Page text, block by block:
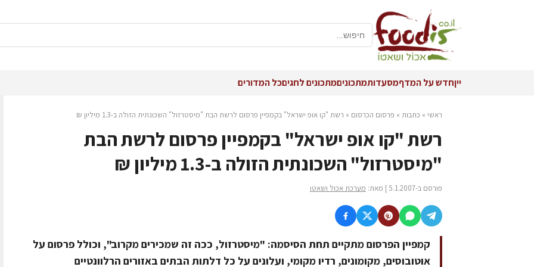
ייןחדש על המדףמסעדותמתכוניםמתכונים לחגיםכל המדורים
ראשי » כתבות » פרסום הכרסום » רשת "קו אופ ישראל" בקמפיין פרסום לרשת הבת "מיסטרזול" השכונתית הזולה ב-1.3 מיליון ₪
רשת "קו אופ ישראל" בקמפיין פרסום לרשת הבת
"מיסטרזול" השכונתית הזולה ב-1.3 מיליון ₪
פורסם ב-5.1.2007 | מאת: מערכת אכול ושאטו
קמפיין הפרסום מתקיים תחת הסיסמה: "מיסטרזול, ככה זה שמכירים מקרוב", וכולל פרסום על
אוטובוסים, מקומונים, רדיו מקומי, ועלונים על כל דלתות הבתים באזורים הרלוונטיים